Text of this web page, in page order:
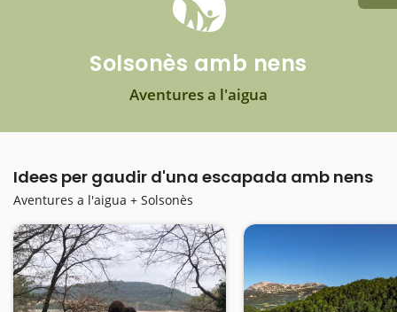
Solsonès amb nens
Aventures a l'aigua
Idees per gaudir d'una escapada amb nens
Aventures a l'aigua + Solsonès